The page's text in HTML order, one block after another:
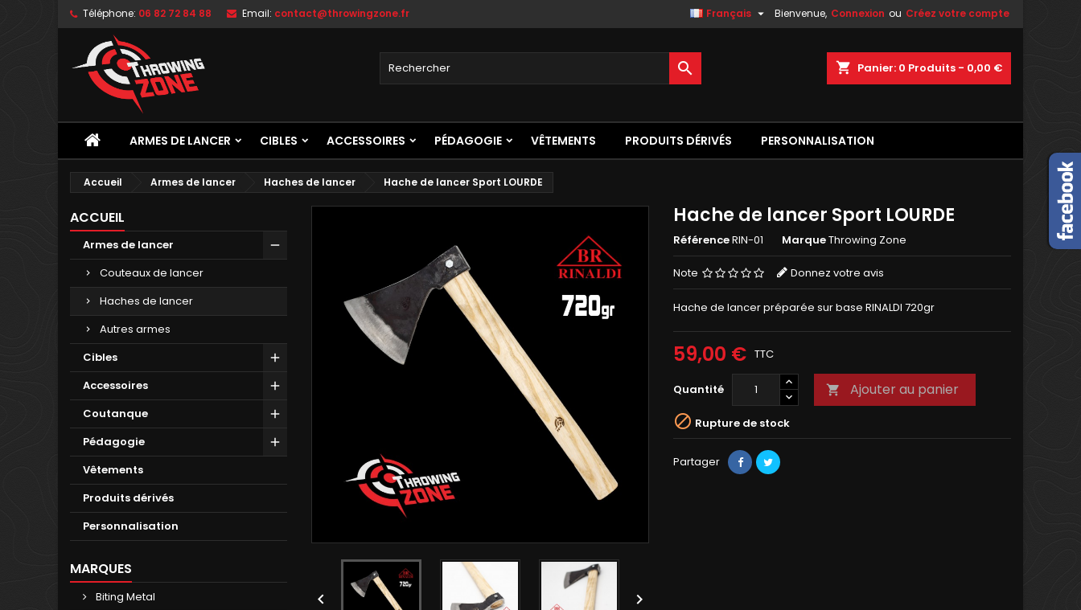
Téléphone: 06 82 72 84 88 Email: contact@throwingzone.fr Bienvenue, Connexion ou Créez votre compte
Français 
shopping_cart Panier: 0 Produits - 0,00 €

ARMES DE LANCER CIBLES ACCESSOIRES PÉDAGOGIE VÊTEMENTS PRODUITS DÉRIVÉS PERSONNALISATION
Accueil Armes de lancer Haches de lancer Hache de lancer Sport LOURDE
ACCUEIL
Armes de lancer
Couteaux de lancer
Haches de lancer
Autres armes
Cibles
Accessoires
Coutanque
Pédagogie
Vêtements
Produits dérivés
Personnalisation
MARQUES
Biting Metal
 
Hache de lancer Sport LOURDE
RéférenceRIN-01 MarqueThrowing Zone
Note Donnez votre avis
Hache de lancer préparée sur base RINALDI 720gr
59,00 € TTC
Quantité  Ajouter au panier
 Rupture de stock
Partager